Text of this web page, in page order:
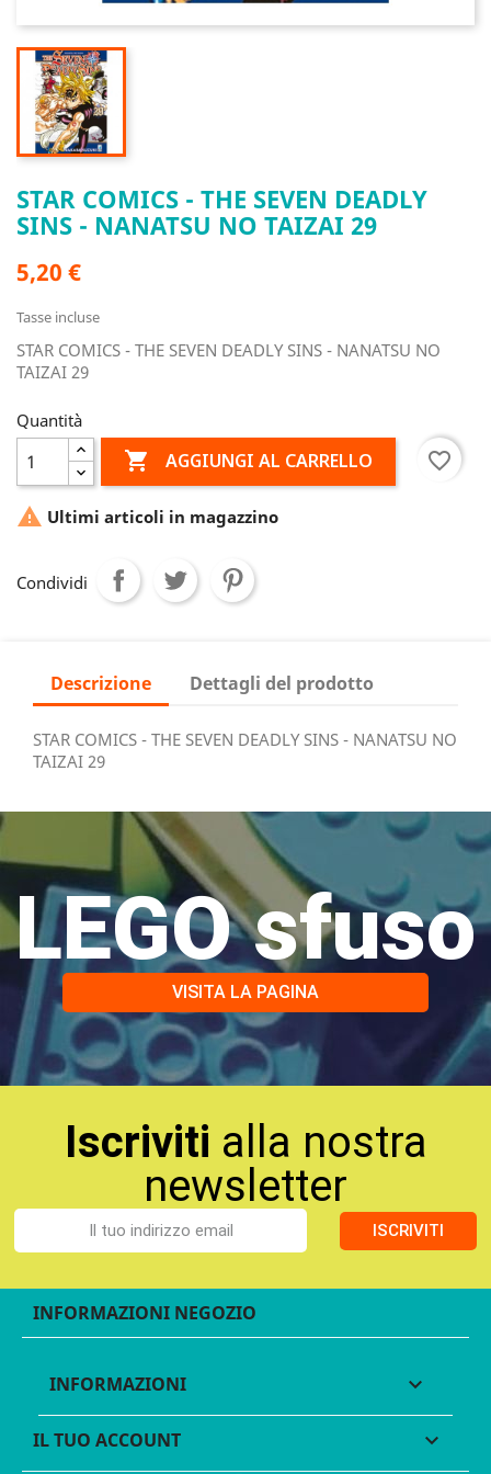
STAR COMICS - THE SEVEN DEADLY
SINS - NANATSU NO TAIZAI 29
5,20 €
Tasse incluse
STAR COMICS - THE SEVEN DEADLY SINS - NANATSU NO
TAIZAI 29
Quantità
 AGGIUNGI AL CARRELLO favorite_border
 Ultimi articoli in magazzino
Condividi
Descrizione Dettagli del prodotto
STAR COMICS - THE SEVEN DEADLY SINS - NANATSU NO
TAIZAI 29
LEGO sfuso
VISITA LA PAGINA
Iscriviti alla nostra
newsletter
ISCRIVITI
INFORMAZIONI NEGOZIO
INFORMAZIONI 
IL TUO ACCOUNT 